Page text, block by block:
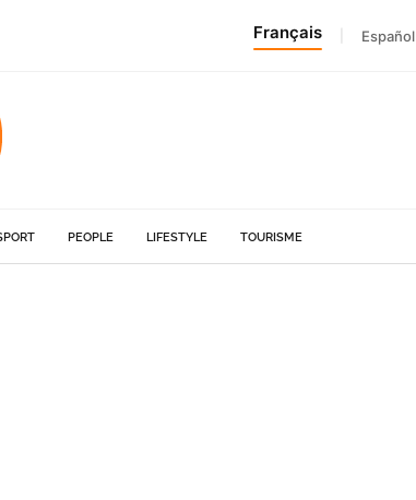
Français Español
PEOPLE LIFESTYLE TOURISME